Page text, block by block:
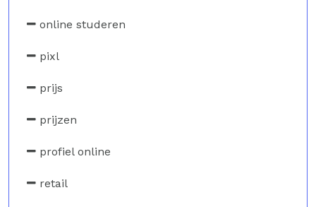
online studeren
pixl
prijs
prijzen
profiel online
retail